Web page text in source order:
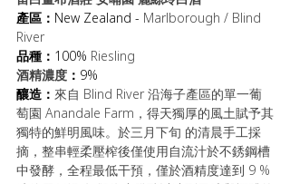
產區： New Zealand - Marlborough / Blind
River
品種： 100% Riesling
酒精濃度 ： 9%
釀造： 來自 Blind River 沿海子產區的單一葡
萄園 Anandale Farm，得天獨厚的風土賦予其
獨特的鮮明風味。於三月下旬 的清晨手工採
摘，整串輕柔壓榨後僅使用自流汁於不銹鋼槽
中發酵，全程最低干預，僅於酒精度達到 9 %